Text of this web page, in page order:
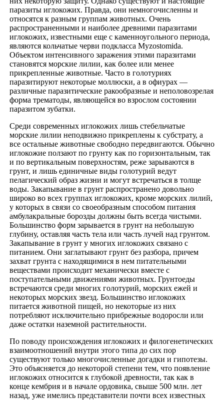
паразиты иглокожих. Правда, они немногочисленны и
относятся к разным группам животных. Очень
распространенными и наиболее древними паразитами
иглокожих, известными еще с каменноугольного периода,
являются кольчатые черви подкласса Myzostomida.
Объектом интенсивного заражения этими паразитами
становятся морские лилии, как более или менее
прикрепленные животные. Часто в голотуриях
паразитируют некоторые моллюски, а в офиурах —
различные паразитические ракообразные и неполовозрелая
форма трематоды, являющейся во взрослом состоянии
паразитом зубатки.
Среди современных иглокожих лишь стебельчатые
морские лилии неподвижно прикреплены к субстрату, а
все остальные животные свободно передвигаются. Обычно
иглокожие ползают по грунту как по горизонтальным, так
и по вертикальным поверхностям, реже зарываются в
грунт, и лишь единичные виды голотурий ведут
пелагический образ жизни и могут встречаться в толще
воды. Закапывание в грунт распространено довольно
широко во всех группах иглокожих, кроме морских лилий,
у которых в связи со своеобразным способом питания
амбулакральные борозды должны быть всегда чистыми.
Большинство форм зарывается в грунт на небольшую
глубину, оставляя часть тела или часть лучей над грунтом.
Закапывание в грунт у многих иглокожих связано с
питанием. Они заглатывают грунт без разбора, причем
захват грунта с находящимися в нем питательными
веществами происходит механически вместе с
поступательными движениями животных. Грунтоеды
встречаются среди многих голотурий, морских ежей и
некоторых морских звезд. Большинство иглокожих
питается животной пищей, но некоторые из них
потребляют исключительно прибрежные водоросли или
даже остатки наземной растительности.
По поводу происхождения иглокожих и филогенетических
взаимоотношений внутри этого типа до сих пор
существуют только многочисленные догадки и гипотезы.
Это объясняется до некоторой степени тем, что появление
иглокожих относится к глубокой древности, так как в
конце кембрия и в начале ордовика, свыше 500 млн. лет
назад, уже имелись представители почти всех известных